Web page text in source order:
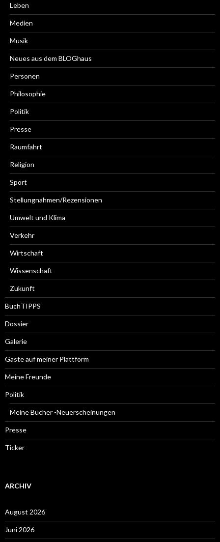
Leben
Medien
Musik
Neues aus dem BLOGhaus
Personen
Philosophie
Politik
Presse
Raumfahrt
Religion
Sport
Stellungnahmen/Rezensionen
Umwelt und Klima
Verkehr
Wirtschaft
Wissenschaft
Zukunft
BuchTIPPS
Dossier
Galerie
Gäste auf meiner Plattform
Meine Freunde
Politik
Meine Bücher -Neuerscheinungen
Presse
Ticker
ARCHIV
August 2026
Juni 2026